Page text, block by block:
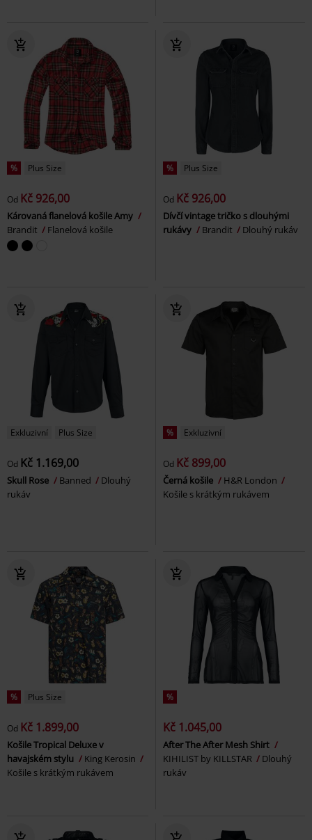
% Plus Size
Od Kč 926,00
Károvaná flanelová košile Amy
Brandit
Flanelová košile
% Plus Size
Od Kč 926,00
Dívčí vintage tričko s dlouhými
rukávy
Brandit Dlouhý rukáv
Exkluzivní Plus Size
Od Kč 1.169,00
Skull Rose Banned
Dlouhý
rukáv
% Exkluzivní
Od Kč 899,00
Černá košile
H&R London
Košile s krátkým rukávem
% Plus Size
Od Kč 1.899,00
Košile Tropical Deluxe v
havajském stylu
King Kerosin
Košile s krátkým rukávem
%
Kč 1.045,00
After The After Mesh Shirt
KIHILIST by KILLSTAR
Dlouhý
rukáv